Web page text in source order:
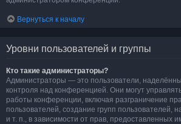
Вернуться к началу
Уровни пользователей и группы
Кто такие администраторы?
Администраторы — это пользователи,
контроля над конференцией. Они могут
работы конференции, включая разграничение
пользователей, создание групп пользователей,
и т. п., в зависимости от прав, предоставленных